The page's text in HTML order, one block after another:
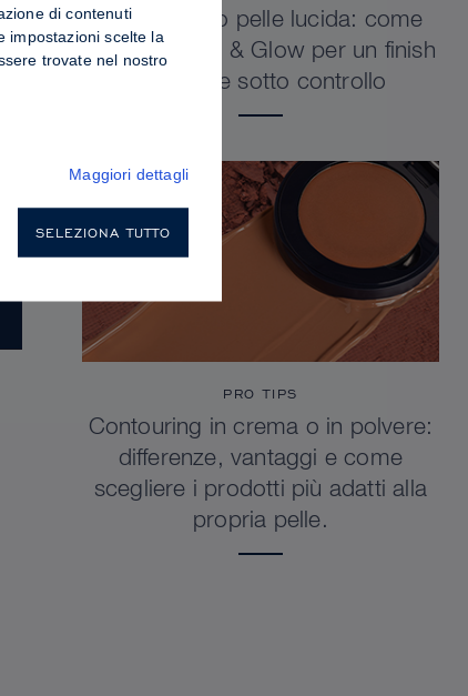
Luminosità o pelle lucida: come
fissare Sculpt & Glow per un finish
radioso e sotto controllo
PRO TIPS
Contouring in crema o in polvere:
differenze, vantaggi e come
scegliere i prodotti più adatti alla
propria pelle.
di contenuti
impostazioni scelte la
trovate nel nostro
Maggiori dettagli
SELEZIONA TUTTO